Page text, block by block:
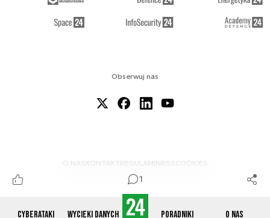
Cyberataki Wycieki danych Poradniki O nas
1
Obserwuj nas
O NAS KONTAKTREGULAMINRSS COOKIES